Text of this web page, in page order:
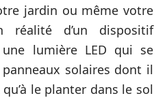
jardin ou même votre
réalité d’un dispositif
une lumière LED qui se
solaires dont il
le planter dans le sol